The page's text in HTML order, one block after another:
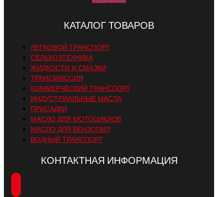
КАТАЛОГ ТОВАРОВ
ЛЕГКОВОЙ ТРАНСПОРТ
СЕЛЬХОЗТЕХНИКА
ЖИДКОСТИ И СМАЗКИ
ТРАНСМИССИЯ
КОММЕРЧЕСКИЙ ТРАНСПОРТ
ИНДУСТРИАЛЬНЫЕ МАСЛА
ПРИСАДКИ
МАСЛО ДЛЯ МОТОЦИКЛОВ
МАСЛО ДЛЯ БЕНЗОПИЛ
ВОДНЫЙ ТРАНСПОРТ
КОНТАКТНАЯ ИНФОРМАЦИЯ